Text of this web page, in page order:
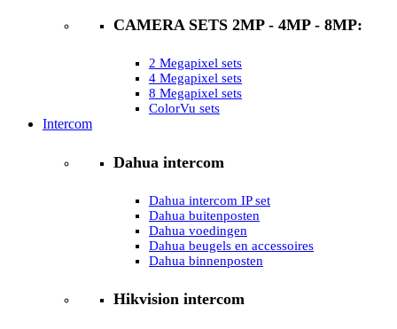
CAMERA SETS 2MP - 4MP - 8MP:
2 Megapixel sets
4 Megapixel sets
8 Megapixel sets
ColorVu sets
Intercom
Dahua intercom
Dahua intercom IP set
Dahua buitenposten
Dahua voedingen
Dahua beugels en accessoires
Dahua binnenposten
Hikvision intercom